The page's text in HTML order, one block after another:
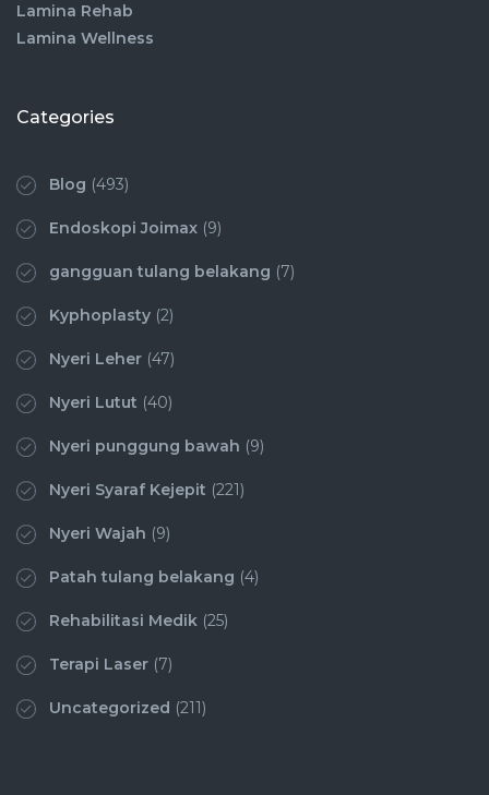
Lamina Rehab
Lamina Wellness
Categories
Blog (493)
Endoskopi Joimax (9)
gangguan tulang belakang (7)
Kyphoplasty (2)
Nyeri Leher (47)
Nyeri Lutut (40)
Nyeri punggung bawah (9)
Nyeri Syaraf Kejepit (221)
Nyeri Wajah (9)
Patah tulang belakang (4)
Rehabilitasi Medik (25)
Terapi Laser (7)
Uncategorized (211)